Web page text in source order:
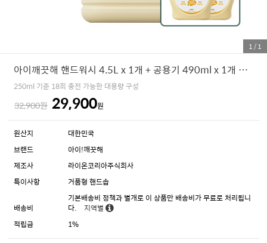
1/1
아이깨끗해 핸드워시 4.5L x 1개 + 공용기 490ml x 1개 증정
250ml 기준 18회 충전 가능한 대용량 구성
32,900원 29,900원
원산지
대한민국
브랜드
아이!깨끗해
제조사
라이온코리아주식회사
특이사항
거품형 핸드솝
배송비
기본배송비 정책과 별개로 이 상품만 배송비가 무료로 처리됩니
다.
지역별
적립금
1%